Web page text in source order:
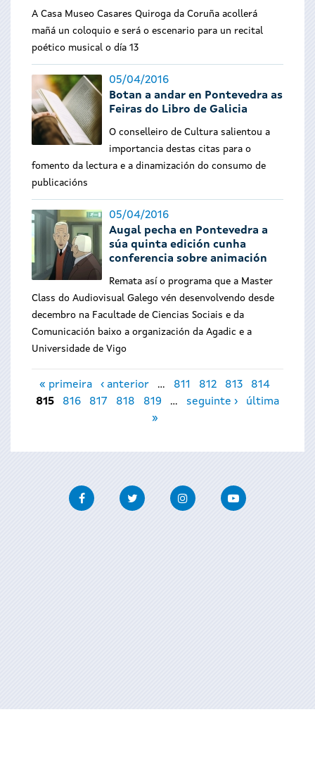
A Casa Museo Casares Quiroga da Coruña acollerá
mañá un coloquio e será o escenario para un recital
poético musical o día 13
05/04/2016
Botan a andar en Pontevedra as
Feiras do Libro de Galicia
O conselleiro de Cultura salientou a
importancia destas citas para o
fomento da lectura e a dinamización do consumo de
publicacións
05/04/2016
Augal pecha en Pontevedra a
súa quinta edición cunha
conferencia sobre animación
Remata así o programa que a Master
Class do Audiovisual Galego vén desenvolvendo desde
decembro na Facultade de Ciencias Sociais e da
Comunicación baixo a organización da Agadic e a
Universidade de Vigo
Páxinas
« primeira ‹ anterior … 811 812 813
814
815
816 817 818 819 … seguinte ›
última
»
FacebookTwitter InstagramYoutube